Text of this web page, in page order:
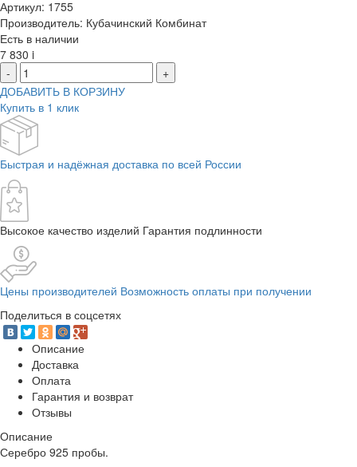
Артикул: 1755
Производитель: Кубачинский Комбинат
Есть в наличии
7 830 i
-
+
ДОБАВИТЬ В КОРЗИНУ
Купить в 1 клик
Быстрая и надёжная доставка по всей России
Высокое качество изделий Гарантия подлинности
Цены производителей Возможность оплаты при получении
Поделиться в соцсетях
Описание
Доставка
Оплата
Гарантия и возврат
Отзывы
Описание
Серебро 925 пробы.